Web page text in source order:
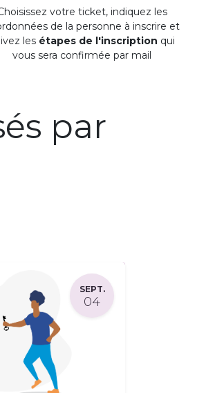
votre ticket, indiquez les
de la personne à inscrire et
les étapes de l'inscription qui
vous sera confirmée par mail
par
SEPT.
04